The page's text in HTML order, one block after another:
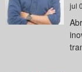
jul